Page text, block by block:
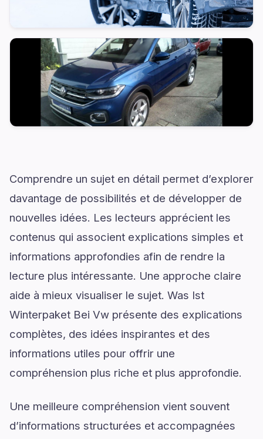
Comprendre un sujet en détail permet d’explorer
davantage de possibilités et de développer de
nouvelles idées. Les lecteurs apprécient les
contenus qui associent explications simples et
informations approfondies afin de rendre la
lecture plus intéressante. Une approche claire
aide à mieux visualiser le sujet. Was Ist
Winterpaket Bei Vw présente des explications
complètes, des idées inspirantes et des
informations utiles pour offrir une
compréhension plus riche et plus approfondie.
Une meilleure compréhension vient souvent
d’informations structurées et accompagnées